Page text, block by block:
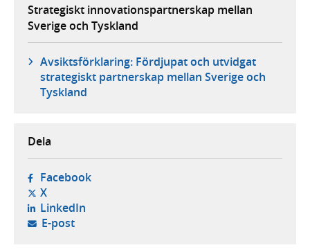
Strategiskt innovationspartnerskap mellan
Sverige och Tyskland
Avsiktsförklaring: Fördjupat och utvidgat
strategiskt partnerskap mellan Sverige och
Tyskland
Dela
Facebook- öppnas i ny flik, extern webbplats,
X- öppnas i ny flik, extern webbplats,
LinkedIn- öppnas i ny flik, extern webbplats,
E-post- öppnar din e-postklient,